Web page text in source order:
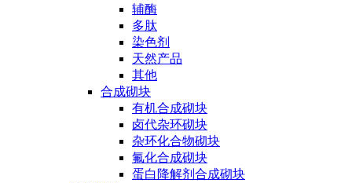
辅酶
多肽
染色剂
天然产品
其他
合成砌块
有机合成砌块
卤代杂环砌块
杂环化合物砌块
氟化合成砌块
蛋白降解剂合成砌块